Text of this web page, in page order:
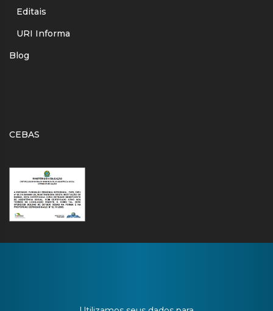
Editais
URI Informa
Blog
CEBAS